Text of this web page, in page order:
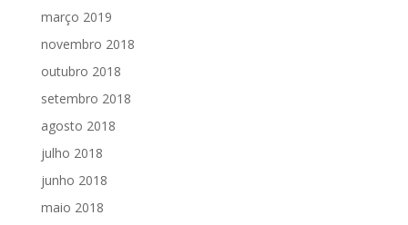
março 2019
novembro 2018
outubro 2018
setembro 2018
agosto 2018
julho 2018
junho 2018
maio 2018